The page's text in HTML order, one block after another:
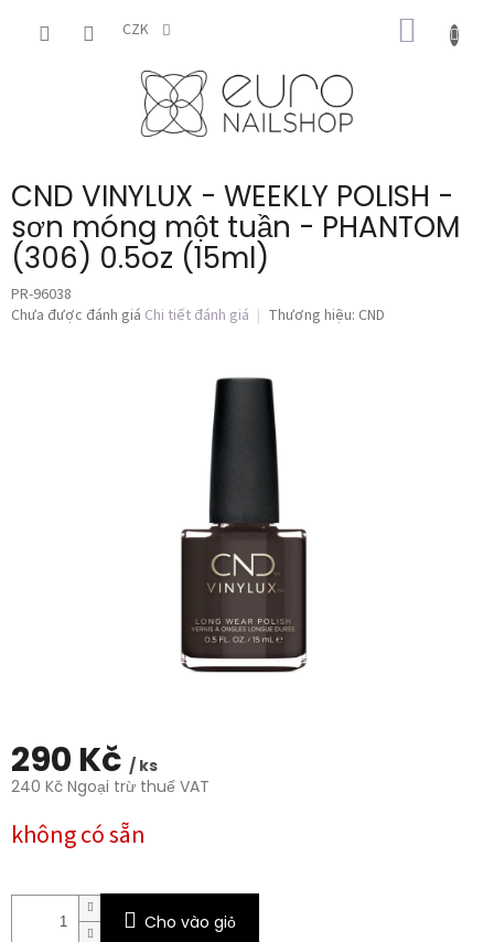
CZK
GIỎ
HÀNG
CND VINYLUX - WEEKLY POLISH -
sơn móng một tuần - PHANTOM
(306) 0.5oz (15ml)
PR-96038
Đánh
Chưa được đánh giá Chi tiết đánh giá Thương hiệu: CND
290 Kč / ks
240 Kč Ngoại trừ thuế VAT
đo
không có sẵn
Cho vào giỏ